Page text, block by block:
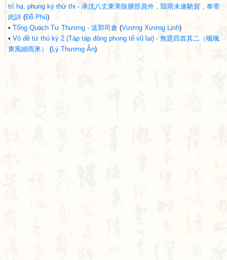
trì hạ, phụng ký thử thi - 承沈八丈東美除膳部員外，阻雨未遂馳賀，奉寄
此詩 (Đỗ Phủ)
• Tống Quách Tư Thương - 送郭司倉 (Vương Xương Linh)
• Vô đề tứ thủ kỳ 2 (Táp táp đông phong tế vũ lai) - 無題四首其二（颯颯
東風細雨來）
(Lý Thương Ẩn)